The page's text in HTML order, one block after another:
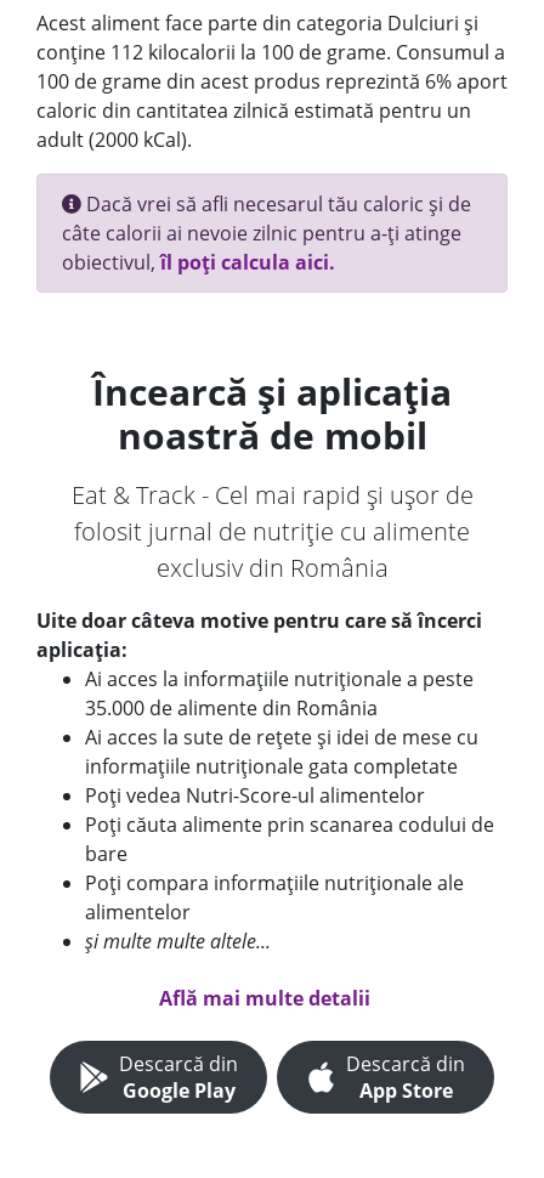
Acest aliment face parte din categoria Dulciuri și
conține 112 kilocalorii la 100 de grame. Consumul a
100 de grame din acest produs reprezintă 6% aport
caloric din cantitatea zilnică estimată pentru un
adult (2000 kCal).
Dacă vrei să afli necesarul tău caloric și de
câte calorii ai nevoie zilnic pentru a-ți atinge
obiectivul,îl poți calcula aici.
Încearcă și aplicația
noastră de mobil
Eat & Track - Cel mai rapid și ușor de
folosit jurnal de nutriție cu alimente
exclusiv din România
Uite doar câteva motive pentru care să încerci
aplicația:
Ai acces la informațiile nutriționale a peste
35.000 de alimente din România
Ai acces la sute de rețete și idei de mese cu
informațiile nutriționale gata completate
Poți vedea Nutri-Score-ul alimentelor
Poți căuta alimente prin scanarea codului de
bare
Poți compara informațiile nutriționale ale
alimentelor
și multe multe altele...
Află mai multe detalii
Descarcă din
Google Play
Descarcă din
App Store